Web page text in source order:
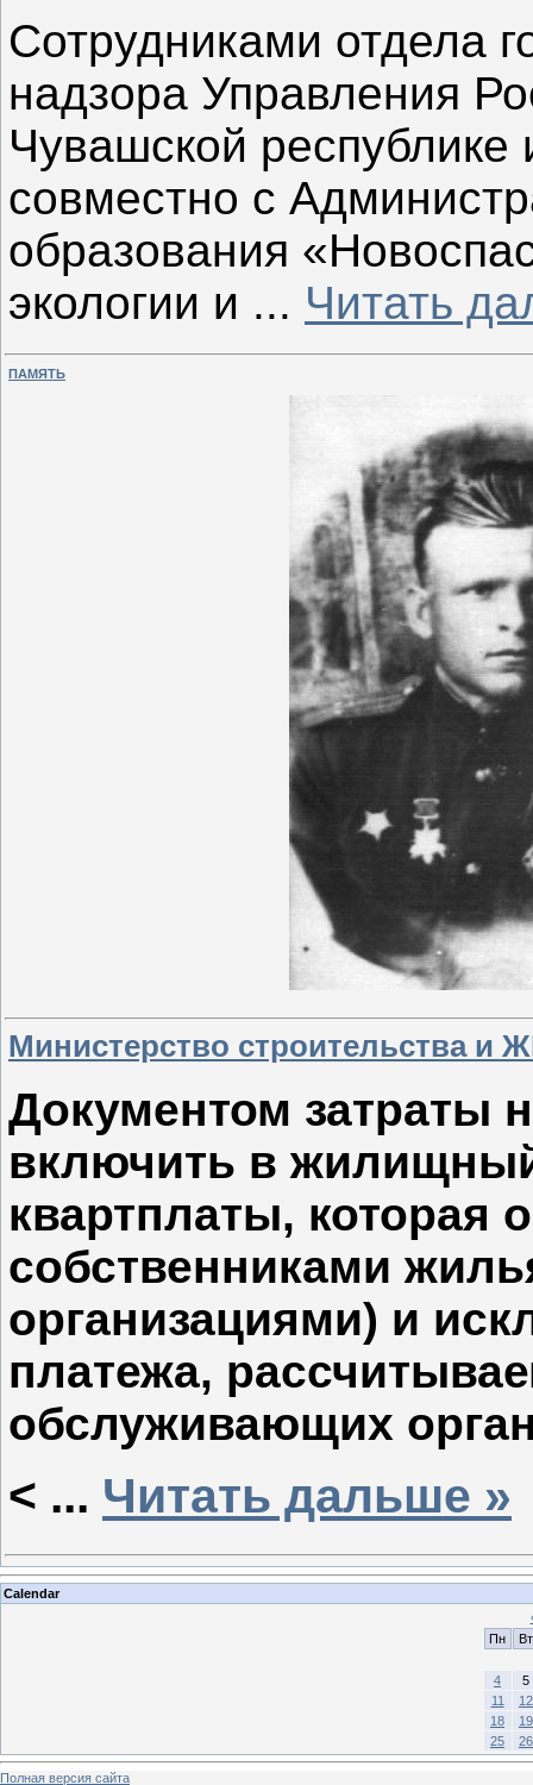
Сотрудниками отдела
надзора Управления
Чувашской республике
совместно с
образования
экологии и ... Читать
ПАМЯТЬ
Министерство строительства и
Документом затраты
включить в
квартплаты, которая
собственниками
организациями) и
платежа,
обслуживающих
< ... Читать дальше »
Calendar
Пн
Вт
4
5
11
12
18
19
25
26
Полная версия сайта